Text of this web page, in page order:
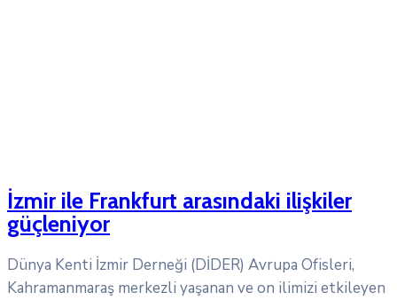
İzmir ile Frankfurt arasındaki ilişkiler
güçleniyor
Dünya Kenti İzmir Derneği (DİDER) Avrupa Ofisleri,
Kahramanmaraş merkezli yaşanan ve on ilimizi etkileyen